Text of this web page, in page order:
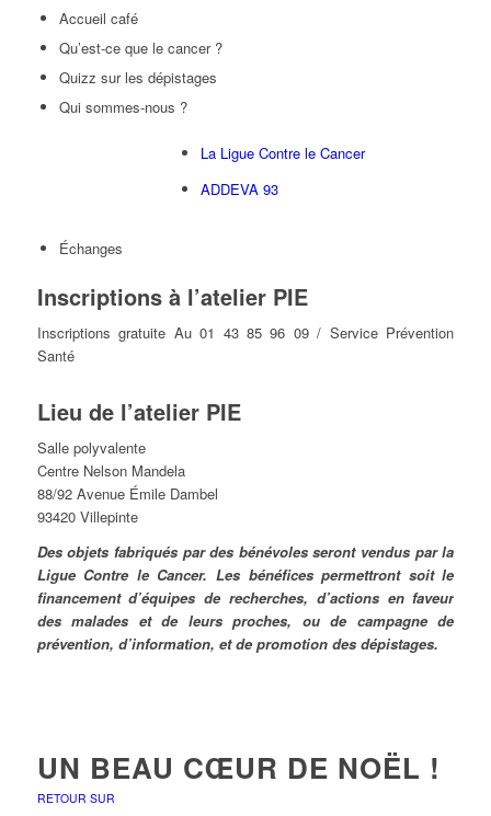
Accueil café
Qu’est-ce que le cancer ?
Quizz sur les dépistages
Qui sommes-nous ?
La Ligue Contre le Cancer
ADDEVA 93
Échanges
Inscriptions à l’atelier PIE
Inscriptions gratuite Au 01 43 85 96 09 / Service Prévention
Santé
Lieu de l’atelier PIE
Salle polyvalente
Centre Nelson Mandela
88/92 Avenue Émile Dambel
93420 Villepinte
Des objets fabriqués par des bénévoles seront vendus par la
Ligue Contre le Cancer. Les bénéfices permettront soit le
financement d’équipes de recherches, d’actions en faveur
des malades et de leurs proches, ou de campagne de
prévention, d’information, et de promotion des dépistages.
UN BEAU CŒUR DE NOËL !
RETOUR SUR